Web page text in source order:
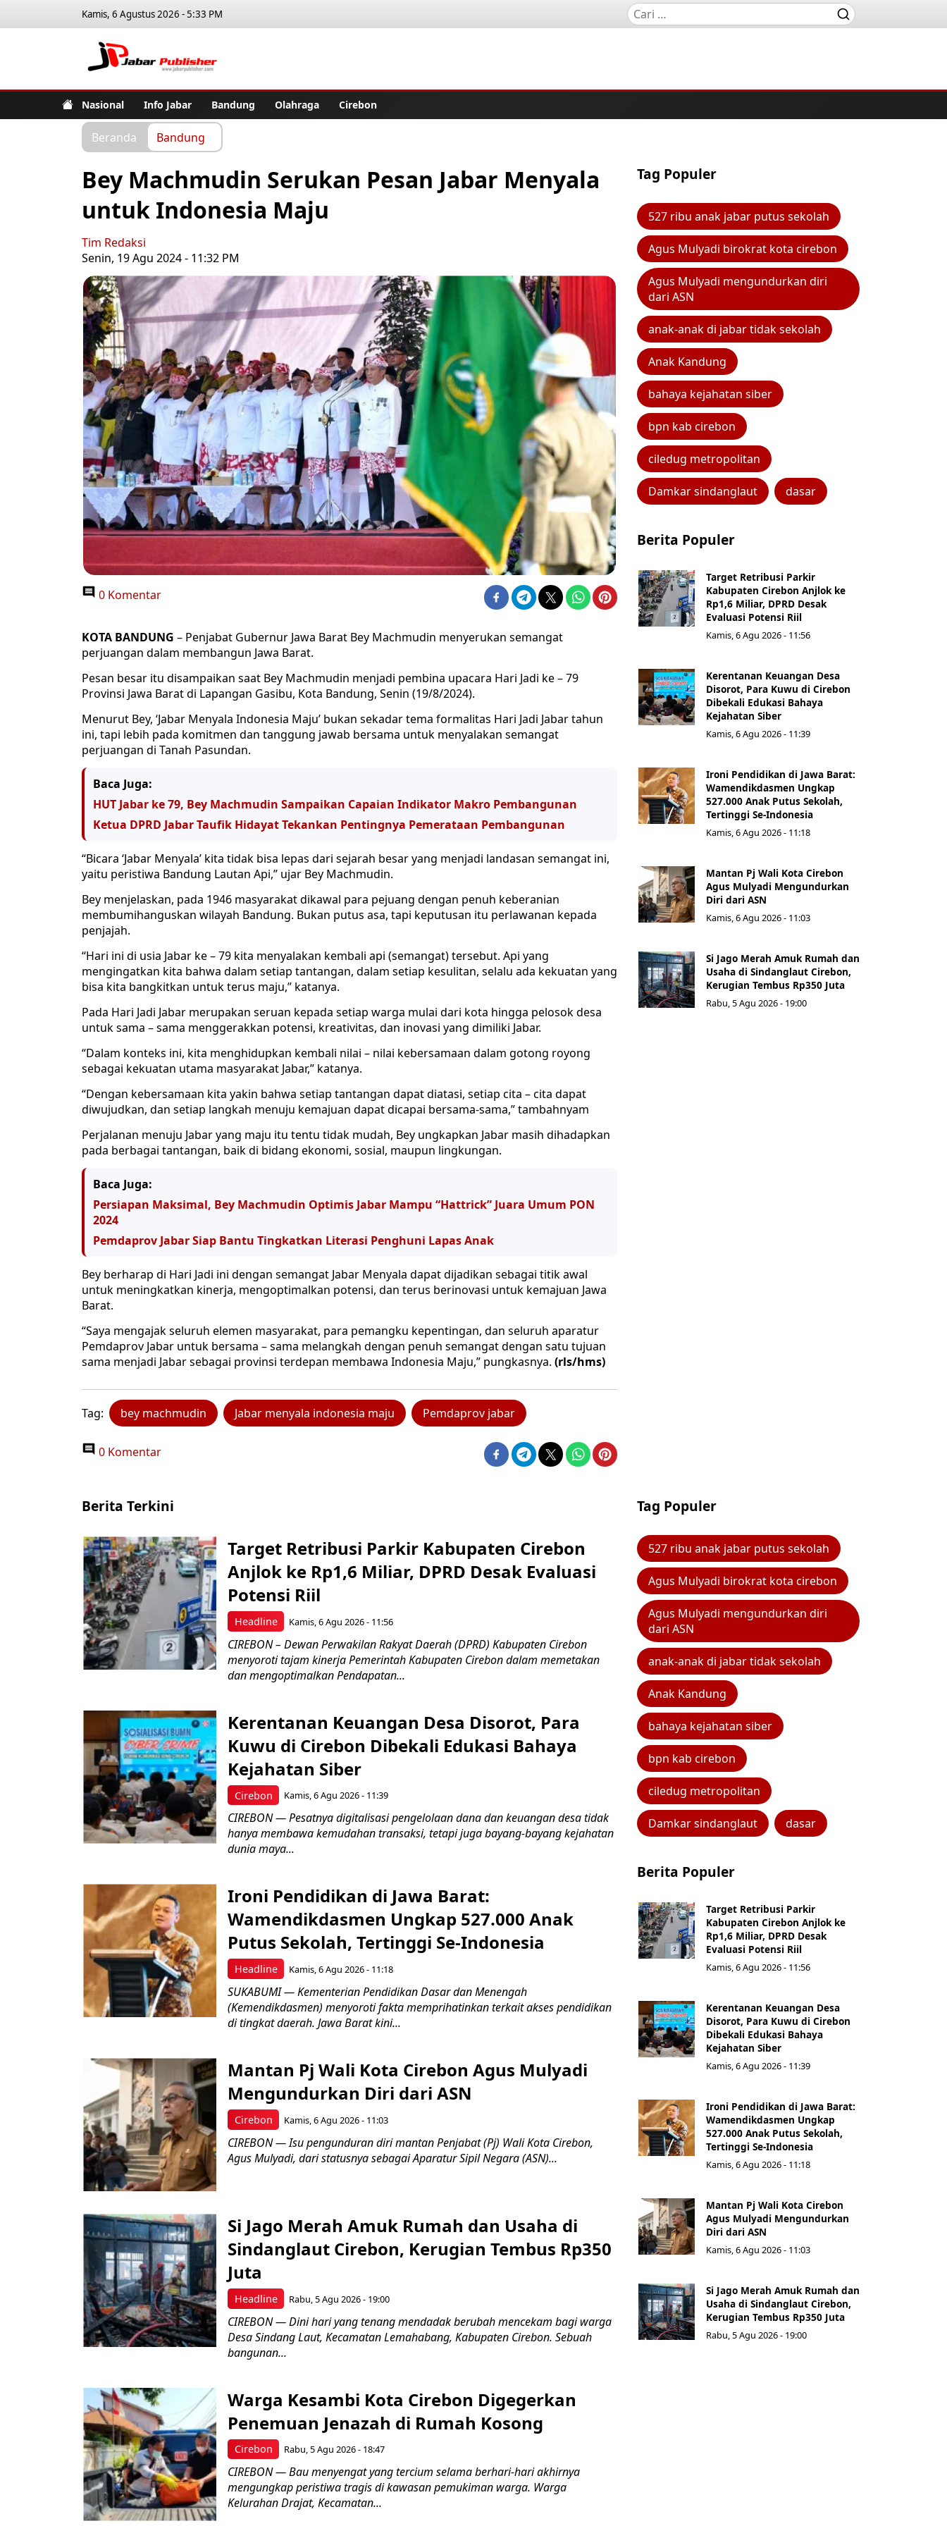
Kamis, 6 Agustus 2026 - 5:33 PM
Nasional Info Jabar Bandung Olahraga Cirebon
Beranda Bandung
Bey Machmudin Serukan Pesan Jabar Menyala
untuk Indonesia Maju
Tim Redaksi
Senin, 19 Agu 2024 - 11:32 PM
0 Komentar
KOTA BANDUNG – Penjabat Gubernur Jawa Barat Bey Machmudin menyerukan semangat
perjuangan dalam membangun Jawa Barat.
Pesan besar itu disampaikan saat Bey Machmudin menjadi pembina upacara Hari Jadi ke – 79
Provinsi Jawa Barat di Lapangan Gasibu, Kota Bandung, Senin (19/8/2024).
Menurut Bey, ‘Jabar Menyala Indonesia Maju’ bukan sekadar tema formalitas Hari Jadi Jabar tahun
ini, tapi lebih pada komitmen dan tanggung jawab bersama untuk menyalakan semangat
perjuangan di Tanah Pasundan.
Baca Juga:
HUT Jabar ke 79, Bey Machmudin Sampaikan Capaian Indikator Makro Pembangunan
Ketua DPRD Jabar Taufik Hidayat Tekankan Pentingnya Pemerataan Pembangunan
“Bicara ‘Jabar Menyala’ kita tidak bisa lepas dari sejarah besar yang menjadi landasan semangat ini,
yaitu peristiwa Bandung Lautan Api,” ujar Bey Machmudin.
Bey menjelaskan, pada 1946 masyarakat dikawal para pejuang dengan penuh keberanian
membumihanguskan wilayah Bandung. Bukan putus asa, tapi keputusan itu perlawanan kepada
penjajah.
“Hari ini di usia Jabar ke – 79 kita menyalakan kembali api (semangat) tersebut. Api yang
mengingatkan kita bahwa dalam setiap tantangan, dalam setiap kesulitan, selalu ada kekuatan yang
bisa kita bangkitkan untuk terus maju,” katanya.
Pada Hari Jadi Jabar merupakan seruan kepada setiap warga mulai dari kota hingga pelosok desa
untuk sama – sama menggerakkan potensi, kreativitas, dan inovasi yang dimiliki Jabar.
“Dalam konteks ini, kita menghidupkan kembali nilai – nilai kebersamaan dalam gotong royong
sebagai kekuatan utama masyarakat Jabar,” katanya.
“Dengan kebersamaan kita yakin bahwa setiap tantangan dapat diatasi, setiap cita – cita dapat
diwujudkan, dan setiap langkah menuju kemajuan dapat dicapai bersama-sama,” tambahnyam
Perjalanan menuju Jabar yang maju itu tentu tidak mudah, Bey ungkapkan Jabar masih dihadapkan
pada berbagai tantangan, baik di bidang ekonomi, sosial, maupun lingkungan.
Baca Juga:
Persiapan Maksimal, Bey Machmudin Optimis Jabar Mampu “Hattrick” Juara Umum PON
2024
Pemdaprov Jabar Siap Bantu Tingkatkan Literasi Penghuni Lapas Anak
Bey berharap di Hari Jadi ini dengan semangat Jabar Menyala dapat dijadikan sebagai titik awal
untuk meningkatkan kinerja, mengoptimalkan potensi, dan terus berinovasi untuk kemajuan Jawa
Barat.
“Saya mengajak seluruh elemen masyarakat, para pemangku kepentingan, dan seluruh aparatur
Pemdaprov Jabar untuk bersama – sama melangkah dengan penuh semangat dengan satu tujuan
sama menjadi Jabar sebagai provinsi terdepan membawa Indonesia Maju,” pungkasnya. (rls/hms)
Tag: bey machmudin Jabar menyala indonesia maju Pemdaprov jabar
0 Komentar
Tag Populer
527 ribu anak jabar putus sekolah
Agus Mulyadi birokrat kota cirebon
Agus Mulyadi mengundurkan diri
dari ASN
anak-anak di jabar tidak sekolah
Anak Kandung
bahaya kejahatan siber
bpn kab cirebon
ciledug metropolitan
Damkar sindanglaut dasar
Berita Populer
Target Retribusi Parkir
Kabupaten Cirebon Anjlok ke
Rp1,6 Miliar, DPRD Desak
Evaluasi Potensi Riil
Kamis, 6 Agu 2026 - 11:56
Kerentanan Keuangan Desa
Disorot, Para Kuwu di Cirebon
Dibekali Edukasi Bahaya
Kejahatan Siber
Kamis, 6 Agu 2026 - 11:39
Ironi Pendidikan di Jawa Barat:
Wamendikdasmen Ungkap
527.000 Anak Putus Sekolah,
Tertinggi Se-Indonesia
Kamis, 6 Agu 2026 - 11:18
Mantan Pj Wali Kota Cirebon
Agus Mulyadi Mengundurkan
Diri dari ASN
Kamis, 6 Agu 2026 - 11:03
Si Jago Merah Amuk Rumah dan
Usaha di Sindanglaut Cirebon,
Kerugian Tembus Rp350 Juta
Rabu, 5 Agu 2026 - 19:00
Berita Terkini
Headline
Target Retribusi Parkir Kabupaten Cirebon
Anjlok ke Rp1,6 Miliar, DPRD Desak Evaluasi
Potensi Riil
Kamis, 6 Agu 2026 - 11:56
CIREBON – Dewan Perwakilan Rakyat Daerah (DPRD) Kabupaten Cirebon
menyoroti tajam kinerja Pemerintah Kabupaten Cirebon dalam memetakan
dan mengoptimalkan Pendapatan...
Cirebon
Kerentanan Keuangan Desa Disorot, Para
Kuwu di Cirebon Dibekali Edukasi Bahaya
Kejahatan Siber
Kamis, 6 Agu 2026 - 11:39
CIREBON — Pesatnya digitalisasi pengelolaan dana dan keuangan desa tidak
hanya membawa kemudahan transaksi, tetapi juga bayang-bayang kejahatan
dunia maya...
Headline
Ironi Pendidikan di Jawa Barat:
Wamendikdasmen Ungkap 527.000 Anak
Putus Sekolah, Tertinggi Se-Indonesia
Kamis, 6 Agu 2026 - 11:18
SUKABUMI — Kementerian Pendidikan Dasar dan Menengah
(Kemendikdasmen) menyoroti fakta memprihatinkan terkait akses pendidikan
di tingkat daerah. Jawa Barat kini...
Cirebon
Mantan Pj Wali Kota Cirebon Agus Mulyadi
Mengundurkan Diri dari ASN
Kamis, 6 Agu 2026 - 11:03
CIREBON — Isu pengunduran diri mantan Penjabat (Pj) Wali Kota Cirebon,
Agus Mulyadi, dari statusnya sebagai Aparatur Sipil Negara (ASN)...
Headline
Si Jago Merah Amuk Rumah dan Usaha di
Sindanglaut Cirebon, Kerugian Tembus Rp350
Juta
Rabu, 5 Agu 2026 - 19:00
CIREBON — Dini hari yang tenang mendadak berubah mencekam bagi warga
Desa Sindang Laut, Kecamatan Lemahabang, Kabupaten Cirebon. Sebuah
bangunan...
Cirebon
Warga Kesambi Kota Cirebon Digegerkan
Penemuan Jenazah di Rumah Kosong
Rabu, 5 Agu 2026 - 18:47
CIREBON — Bau menyengat yang tercium selama berhari-hari akhirnya
mengungkap peristiwa tragis di kawasan pemukiman warga. Warga
Kelurahan Drajat, Kecamatan...
Tag Populer
527 ribu anak jabar putus sekolah
Agus Mulyadi birokrat kota cirebon
Agus Mulyadi mengundurkan diri
dari ASN
anak-anak di jabar tidak sekolah
Anak Kandung
bahaya kejahatan siber
bpn kab cirebon
ciledug metropolitan
Damkar sindanglaut dasar
Berita Populer
Target Retribusi Parkir
Kabupaten Cirebon Anjlok ke
Rp1,6 Miliar, DPRD Desak
Evaluasi Potensi Riil
Kamis, 6 Agu 2026 - 11:56
Kerentanan Keuangan Desa
Disorot, Para Kuwu di Cirebon
Dibekali Edukasi Bahaya
Kejahatan Siber
Kamis, 6 Agu 2026 - 11:39
Ironi Pendidikan di Jawa Barat:
Wamendikdasmen Ungkap
527.000 Anak Putus Sekolah,
Tertinggi Se-Indonesia
Kamis, 6 Agu 2026 - 11:18
Mantan Pj Wali Kota Cirebon
Agus Mulyadi Mengundurkan
Diri dari ASN
Kamis, 6 Agu 2026 - 11:03
Si Jago Merah Amuk Rumah dan
Usaha di Sindanglaut Cirebon,
Kerugian Tembus Rp350 Juta
Rabu, 5 Agu 2026 - 19:00